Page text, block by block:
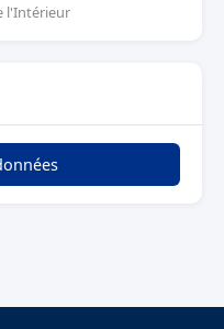
l'Intérieur